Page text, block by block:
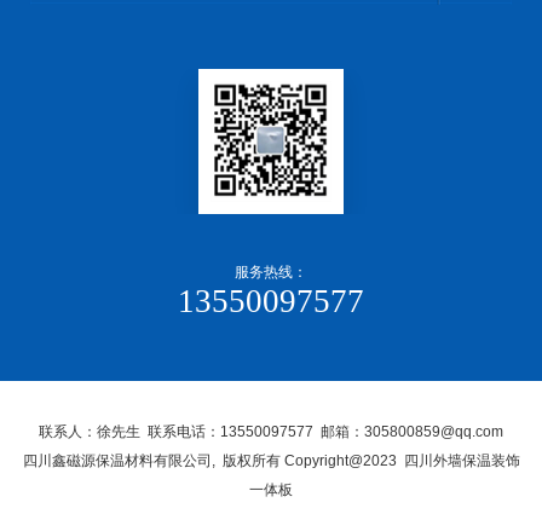
服务热线：
13550097577
联系人：徐先生 联系电话：13550097577 邮箱：305800859@qq.com
四川鑫磁源保温材料有限公司, 版权所有 Copyright@2023 四川外墙保温装饰
一体板